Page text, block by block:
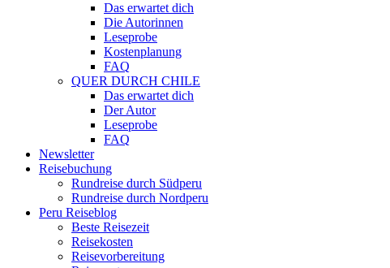
Das erwartet dich
Die Autorinnen
Leseprobe
Kostenplanung
FAQ
QUER DURCH CHILE
Das erwartet dich
Der Autor
Leseprobe
FAQ
Newsletter
Reisebuchung
Rundreise durch Südperu
Rundreise durch Nordperu
Peru Reiseblog
Beste Reisezeit
Reisekosten
Reisevorbereitung